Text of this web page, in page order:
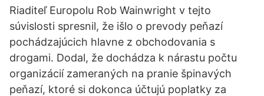
Riaditeľ Europolu Rob Wainwright v tejto
súvislosti spresnil, že išlo o prevody peňazí
pochádzajúcich hlavne z obchodovania s
drogami. Dodal, že dochádza k nárastu počtu
organizácií zameraných na pranie špinavých
peňazí, ktoré si dokonca účtujú poplatky za